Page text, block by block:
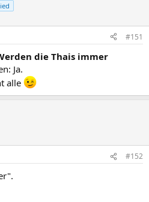
#151
erden die Thais immer
Ja.
alle
#152